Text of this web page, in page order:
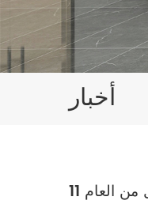
أخبار
من العام